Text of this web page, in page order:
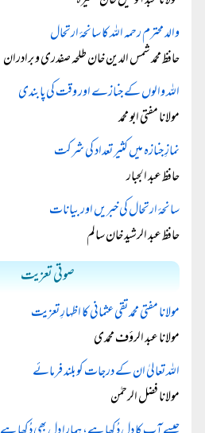
والد محترم رحمہ اللہ کا سانحۂ ارتحال
حافظ محمد شمس الدین خان طلحہ صفدری و برادران
اللہ والوں کے جنازے اور وقت کی پابندی
مولانا مفتی ابو محمد
نمازِ جنازہ میں کثیر تعداد کی شرکت
حافظ عبد الجبار
سانحۂ ارتحال کی خبریں اور بیانات
حافظ عبد الرشید خان سالم
صوتی تعزیت
مولانا مفتی محمد تقی عثمانی کا اظہارِ تعزیت
مولانا عبد الرؤف محمدی
اللہ تعالیٰ ان کے درجات کو بلند فرمائے
مولانا فضل الرحمٰن